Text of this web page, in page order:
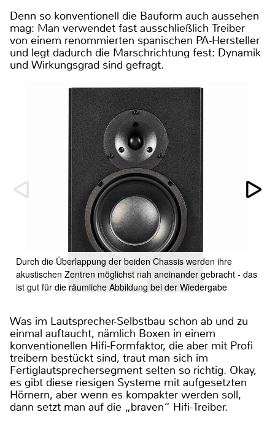
Denn so konventionell die Bauform auch aussehen
mag: Man verwendet fast ausschließlich Treiber
von einem renommierten spanischen PA-Hersteller
und legt dadurch die Marschrichtung fest: Dynamik
und Wirkungsgrad sind gefragt.
Durch die Überlappung der beiden Chassis werden ihre
akustischen Zentren möglichst nah aneinander gebracht - das
ist gut für die räumliche Abbildung bei der Wiedergabe
Was im Lautsprecher-Selbstbau schon ab und zu
einmal auftaucht, nämlich Boxen in einem
konventionellen Hifi-Formfaktor, die aber mit Profi
treibern bestückt sind, traut man sich im
Fertiglautsprechersegment selten so richtig. Okay,
es gibt diese riesigen Systeme mit aufgesetzten
Hörnern, aber wenn es kompakter werden soll,
dann setzt man auf die „braven“ Hifi-Treiber.